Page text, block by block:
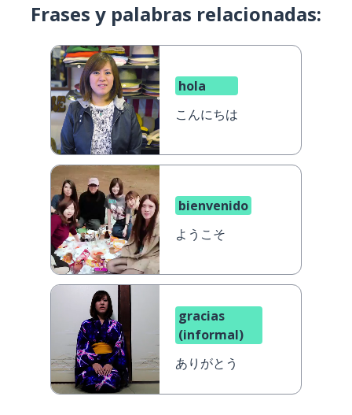
Frases y palabras relacionadas:
hola
こんにちは
bienvenido
ようこそ
gracias
(informal)
ありがとう